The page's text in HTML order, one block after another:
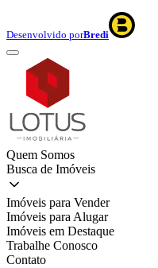
Desenvolvido porBredi
Quem Somos
Busca de Imóveis
Imóveis para Vender
Imóveis para Alugar
Imóveis em Destaque
Trabalhe Conosco
Contato